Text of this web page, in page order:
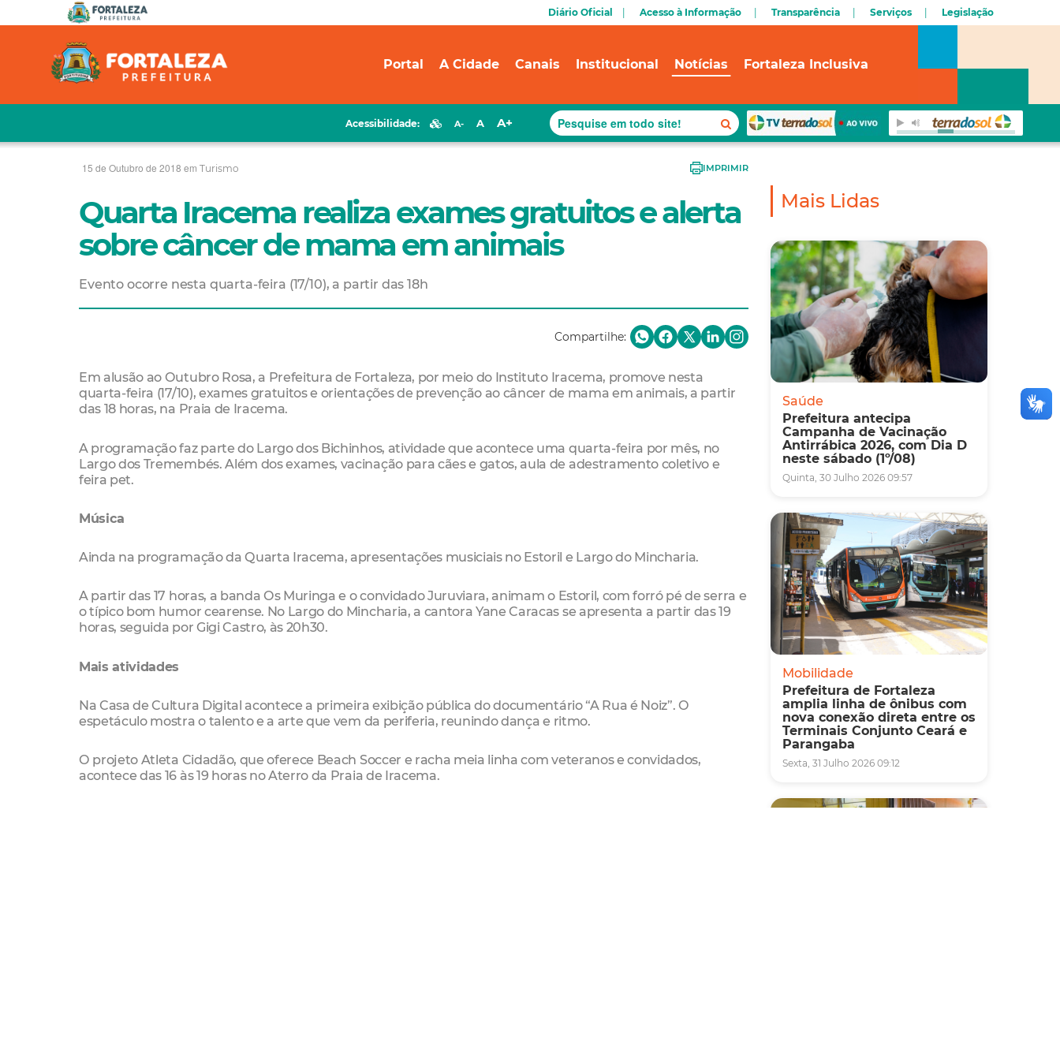
Diário Oficial Acesso à Informação Transparência Serviços Legislação
Portal A Cidade Canais Institucional Notícias Fortaleza Inclusiva
Acessibilidade: A- A A+
15 de Outubro de 2018 em Turismo IMPRIMIR
Quarta Iracema realiza exames gratuitos e alerta
sobre câncer de mama em animais
Evento ocorre nesta quarta-feira (17/10), a partir das 18h
Compartilhe:
Em alusão ao Outubro Rosa, a Prefeitura de Fortaleza, por meio do Instituto Iracema, promove nesta
quarta-feira (17/10), exames gratuitos e orientações de prevenção ao câncer de mama em animais, a partir
das 18 horas, na Praia de Iracema.
A programação faz parte do Largo dos Bichinhos, atividade que acontece uma quarta-feira por mês, no
Largo dos Tremembés. Além dos exames, vacinação para cães e gatos, aula de adestramento coletivo e
feira pet.
Música
Ainda na programação da Quarta Iracema, apresentações musiciais no Estoril e Largo do Mincharia.
A partir das 17 horas, a banda Os Muringa e o convidado Juruviara, animam o Estoril, com forró pé de serra e
o típico bom humor cearense. No Largo do Mincharia, a cantora Yane Caracas se apresenta a partir das 19
horas, seguida por Gigi Castro, às 20h30.
Mais atividades
Na Casa de Cultura Digital acontece a primeira exibição pública do documentário “A Rua é Noiz”. O
espetáculo mostra o talento e a arte que vem da periferia, reunindo dança e ritmo.
O projeto Atleta Cidadão, que oferece Beach Soccer e racha meia linha com veteranos e convidados,
acontece das 16 às 19 horas no Aterro da Praia de Iracema.
Mais Lidas
Saúde
Prefeitura antecipa
Campanha de Vacinação
Antirrábica 2026, com Dia D
neste sábado (1º/08)
Quinta, 30 Julho 2026 09:57
Mobilidade
Prefeitura de Fortaleza
amplia linha de ônibus com
nova conexão direta entre os
Terminais Conjunto Ceará e
Parangaba
Sexta, 31 Julho 2026 09:12